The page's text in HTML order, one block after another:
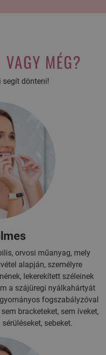
MÉG?
segít dönteni!
orvosi műanyag, mely
alapján, személyre
lekerekített széleinek
a szájüregi nyálkahártyát
fogszabályzóval
bracketeket, sem íveket,
sebeket.